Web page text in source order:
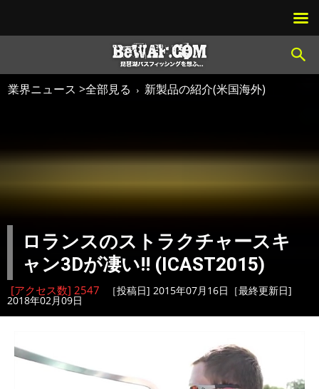
業界ニュース >全部見る 新製品の紹介(米国海外)
ロランスのストラクチャースキ
ャン3Dが凄い!! (ICAST2015)
[アクセス数] 2547 ［投稿日] 2015年07月16日［最終更新日]
2018年02月09日